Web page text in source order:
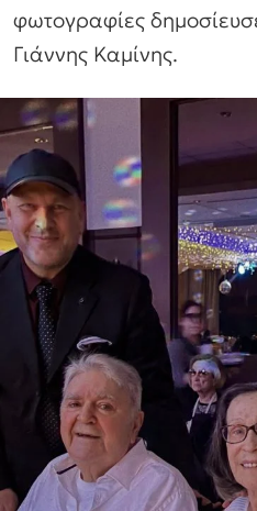
φωτογραφίες
Γιάννης Καμίνης.